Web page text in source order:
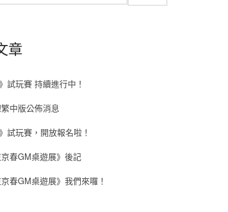
章
試玩賽 持續進行中！
中版公佈消息
試玩賽，開放報名啦！
京春GM桌遊展》後記
京春GM桌遊展》我們來囉！